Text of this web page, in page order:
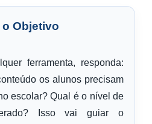
Objetivo
ferramenta, responda:
os alunos precisam
escolar? Qual é o nível de
Isso vai guiar o